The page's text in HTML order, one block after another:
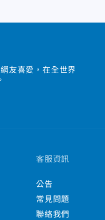
友喜愛，在全世界
客服資訊
公告
常見問題
聯絡我們